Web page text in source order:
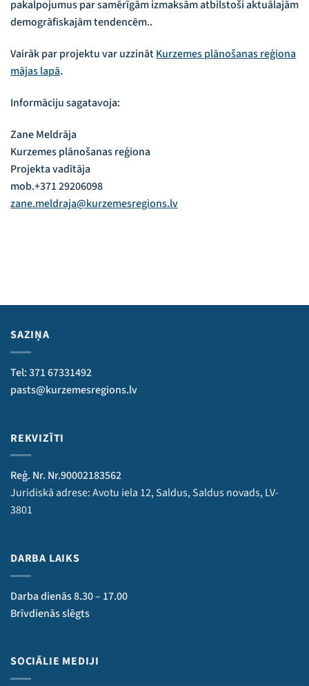
pakalpojumus par samērīgām izmaksām atbilstoši aktuālajām
demogrāfiskajām tendencēm..
Vairāk par projektu var uzzinātKurzemes plānošanas reģiona
mājas lapā.
Informāciju sagatavoja:
Zane Meldrāja
Kurzemes plānošanas reģiona
Projekta vadītāja
mob.+371 29206098
zane.meldraja@kurzemesregions.lv
SAZIŅA
Tel: 371 67331492
pasts@kurzemesregions.lv
REKVIZĪTI
Reģ. Nr. Nr.90002183562
Juridiskā adrese: Avotu iela 12, Saldus, Saldus novads, LV-
3801
DARBA LAIKS
Darba dienās 8.30 – 17.00
Brīvdienās slēgts
SOCIĀLIE MEDIJI